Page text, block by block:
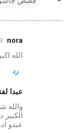
nora
الله
رد
عبدا
والله
الكبير
عبدو